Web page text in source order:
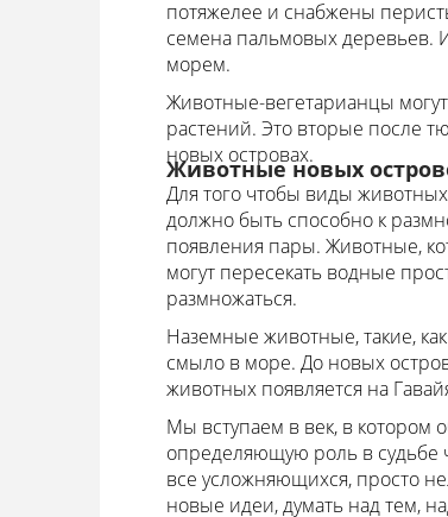
потяжелее и снабжены
семена пальмовых деревьев.
морем.
Животные-вегетарианцы
растений. Это вторые после
новых островах.
Животные новых
Для того чтобы виды
должно быть способно к
появления пары. Животные,
могут пересекать водные
размножаться.
Наземные животные, такие,
смыло в море. До новых
животных появляется на
Мы вступаем в век, в котором
определяющую роль в судьбе
все усложняющихся, просто
новые идеи, думать над тем,